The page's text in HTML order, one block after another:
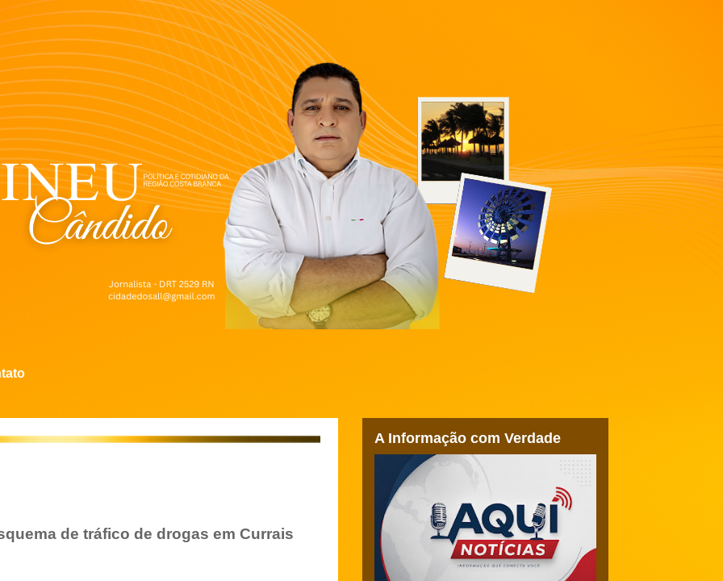
de tráfico de drogas em Currais
A Informação com Verdade